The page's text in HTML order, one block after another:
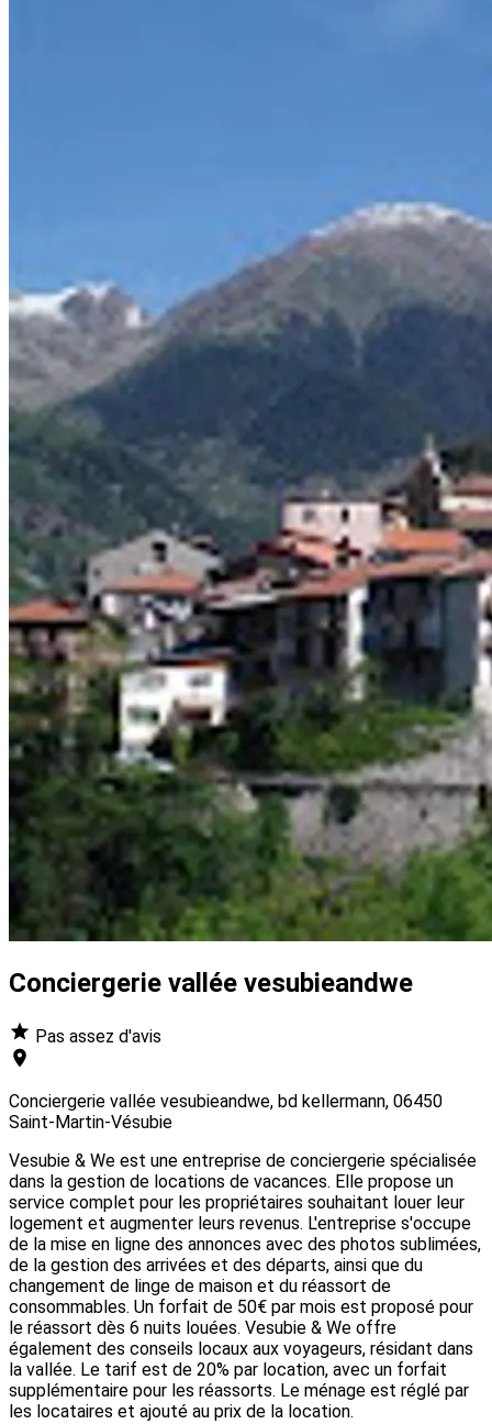
Conciergerie vallée vesubieandwe
Pas assez d'avis
Conciergerie vallée vesubieandwe, bd kellermann, 06450
Saint-Martin-Vésubie
Vesubie & We est une entreprise de conciergerie spécialisée
dans la gestion de locations de vacances. Elle propose un
service complet pour les propriétaires souhaitant louer leur
logement et augmenter leurs revenus. L'entreprise s'occupe
de la mise en ligne des annonces avec des photos sublimées,
de la gestion des arrivées et des départs, ainsi que du
changement de linge de maison et du réassort de
consommables. Un forfait de 50€ par mois est proposé pour
le réassort dès 6 nuits louées. Vesubie & We offre
également des conseils locaux aux voyageurs, résidant dans
la vallée. Le tarif est de 20% par location, avec un forfait
supplémentaire pour les réassorts. Le ménage est réglé par
les locataires et ajouté au prix de la location.